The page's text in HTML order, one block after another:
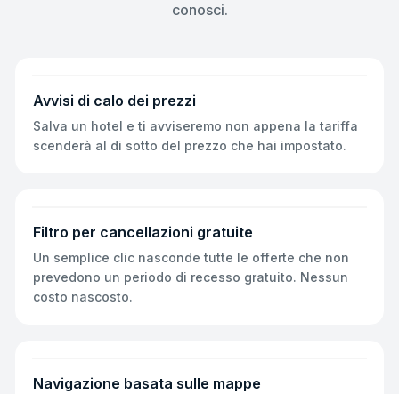
conosci.
Avvisi di calo dei prezzi
Salva un hotel e ti avviseremo non appena la tariffa
scenderà al di sotto del prezzo che hai impostato.
Filtro per cancellazioni gratuite
Un semplice clic nasconde tutte le offerte che non
prevedono un periodo di recesso gratuito. Nessun
costo nascosto.
Navigazione basata sulle mappe